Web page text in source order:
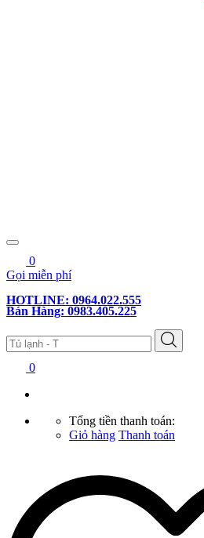
0
Gọi miễn phí
HOTLINE: 0964.022.555
Bán Hàng: 0983.405.225
0
Tổng tiền thanh toán:
Giỏ hàng Thanh toán